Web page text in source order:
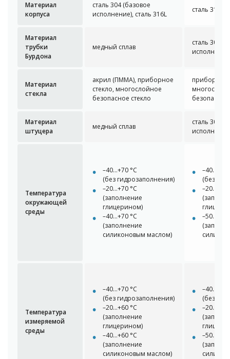
Материал
корпуса
сталь 304 (базовое
исполнение), сталь 316L
сталь 316L
Материал
трубки
Бурдона
медный сплав
сталь 304
Материал
стекла
акрил (ПММА), приборное
стекло, многослойное
безопасное стекло
приборное
безопасное
Материал
штуцера
медный сплав
сталь 304
Температура
окружающей
среды
–40…+70 °С
(без гидрозаполнения)
–20…+70 °C
(заполнение
глицерином)
–40…+70 °C
(заполнение
силиконовым маслом)
–40…+70
(без
–20…+60
–50…+60
Температура
измеряемой
среды
–40…+70 °С
(без гидрозаполнения)
–20…+60 °C
(заполнение
глицерином)
–40…+60 °C
(заполнение
силиконовым маслом)
–40…+70
(без